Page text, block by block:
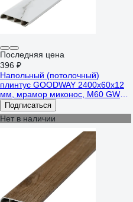
Последняя цена
396 ₽
Напольный (потолочный)
плинтус GOODWAY 2400x60x12
мм, мрамор миконос, M60 GWG-
05Подписаться
Нет в наличии